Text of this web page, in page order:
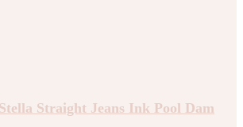
Straight Jeans Ink Pool Dam